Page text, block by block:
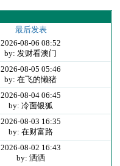
最后发表
2026-08-06 08:52
by: 发财看澳门
2026-08-05 05:46
by: 在飞的懒猪
2026-08-04 06:45
by: 冷面银狐
2026-08-03 16:35
by: 在财富路
2026-08-02 16:43
by: 洒洒